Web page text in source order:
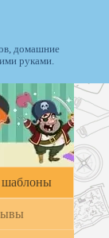
домашние
руками.
шаблоны